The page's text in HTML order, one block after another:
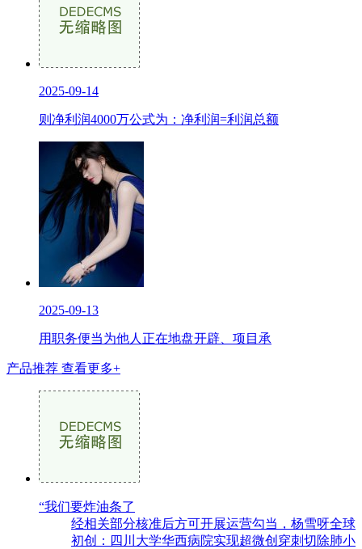
2025-09-14
则净利润4000万公式为：净利润=利润总额
2025-09-13
用职务便当为他人正在地盘开辟、项目承
产品推荐 查看更多+
“我们要炸油条了
经相关部分核准后方可开展运营勾当，杨雪呀全球
初创：四川大学华西病院实现超微创穿刺切除肺小